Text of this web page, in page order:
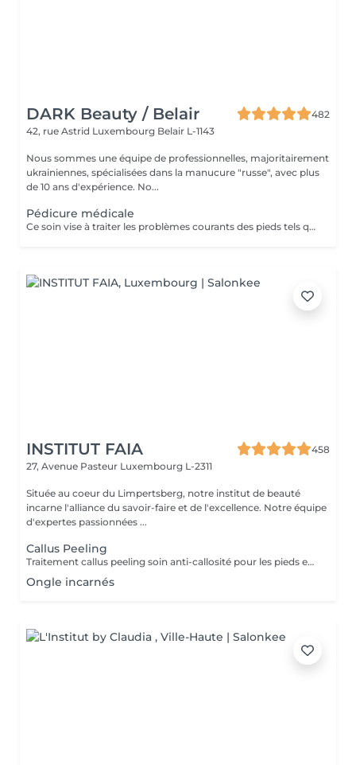
DARK Beauty / Belair
482
42, rue Astrid Luxembourg Belair L-1143
Nous sommes une équipe de professionnelles, majoritairement
ukrainiennes, spécialisées dans la manucure "russe", avec plus
de 10 ans d'expérience. No...
Pédicure médicale
Ce soin vise à traiter les problèmes courants des pieds tels que les crevasses, durillons, cors, correction des ongles incarnés.. Pris en charge avec précision par notre spécialiste. Contenu du service : -Évaluation initiale de l'état des pieds -Nettoyage hygiénique et assouplissement de la peau -Élimination des zones dures ou épaissies -Soin des ongles et mise en forme minutieuse -Traitement ciblé des zones à problème -Application d'une crème thérapeutique pour les pieds
INSTITUT FAIA
458
27, Avenue Pasteur Luxembourg L-2311
Située au coeur du Limpertsberg, notre institut de beauté
incarne l'alliance du savoir-faire et de l'excellence. Notre équipe
d'expertes passionnées ...
Callus Peeling
Traitement callus peeling soin anti-callosité pour les pieds en seulement 15 minutes CALLUSPEELING permet d'éliminer facilement, sans lames ni cutters, les callosités et les fissures, donnant aux pieds une incroyable douceur et une sensation infinie de légèreté.
Ongle incarnés